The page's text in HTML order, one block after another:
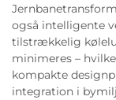
også intelligente
tilstrækkelig
minimeres –
kompakte
integration i